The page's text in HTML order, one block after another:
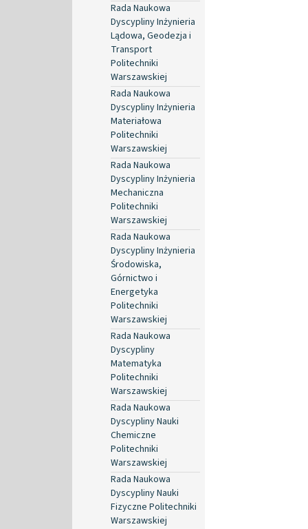
Rada Naukowa
Dyscypliny Inżynieria
Lądowa, Geodezja i
Transport
Politechniki
Warszawskiej
Rada Naukowa
Dyscypliny Inżynieria
Materiałowa
Politechniki
Warszawskiej
Rada Naukowa
Dyscypliny Inżynieria
Mechaniczna
Politechniki
Warszawskiej
Rada Naukowa
Dyscypliny Inżynieria
Środowiska,
Górnictwo i
Energetyka
Politechniki
Warszawskiej
Rada Naukowa
Dyscypliny
Matematyka
Politechniki
Warszawskiej
Rada Naukowa
Dyscypliny Nauki
Chemiczne
Politechniki
Warszawskiej
Rada Naukowa
Dyscypliny Nauki
Fizyczne Politechniki
Warszawskiej